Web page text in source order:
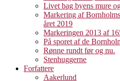
Livet bag byens mure
Markering af
året 2019
Markeringen 2013 af
På sporet af de
Rønne rundt før og nu.
Stenhuggerne
Forfattere
Aakerlund